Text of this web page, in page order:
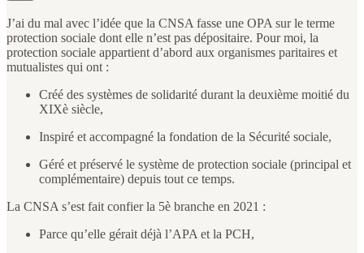
J’ai du mal avec l’idée que la CNSA fasse une OPA sur le terme
protection sociale dont elle n’est pas dépositaire. Pour moi, la
protection sociale appartient d’abord aux organismes paritaires et
mutualistes qui ont :
Créé des systèmes de solidarité durant la deuxième moitié du
XIXè siècle,
Inspiré et accompagné la fondation de la Sécurité sociale,
Géré et préservé le système de protection sociale (principal et
complémentaire) depuis tout ce temps.
La CNSA s’est fait confier la 5è branche en 2021 :
Parce qu’elle gérait déjà l’APA et la PCH,